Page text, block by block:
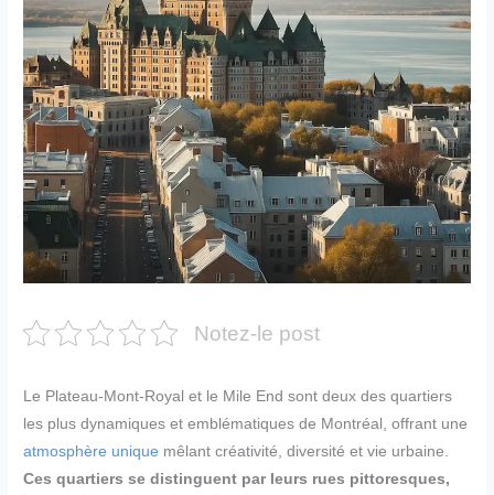
Notez-le post
Le Plateau-Mont-Royal et le Mile End sont deux des quartiers
les plus dynamiques et emblématiques de Montréal, offrant une
atmosphère unique mêlant créativité, diversité et vie urbaine.
Ces quartiers se distinguent par leurs rues pittoresques,